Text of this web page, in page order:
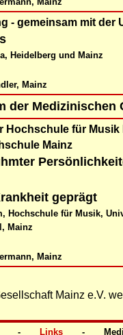
- gemeinsam mit der
Heidelberg und Mainz
Mainz
der Medizinischen
Hochschule für Musik
Mainz
geprägt
Hochschule für Musik,
Mainz
Mainz
Mainz e.V.
-
Links
-